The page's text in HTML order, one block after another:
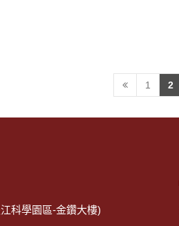
1 2
科學園區-金鑽大樓)